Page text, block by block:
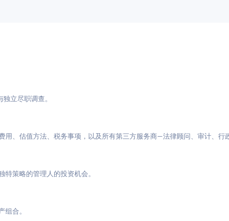
立尽职调查。
、估值方法、税务事项，以及所有第三方服务商—法律顾问、审计、行
策略的管理人的投资机会。
组合。